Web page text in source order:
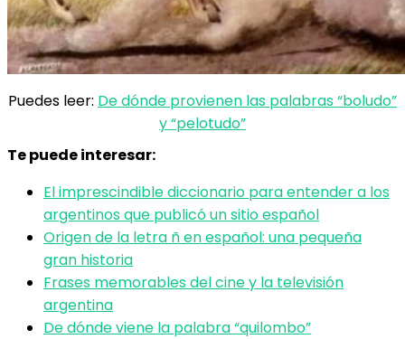
Puedes leer: De dónde provienen las palabras “boludo”
y “pelotudo”
Te puede interesar:
El imprescindible diccionario para entender a los
argentinos que publicó un sitio español
Origen de la letra ñ en español: una pequeña
gran historia
Frases memorables del cine y la televisión
argentina
De dónde viene la palabra “quilombo”